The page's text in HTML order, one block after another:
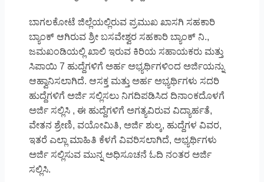
ಬಾಗಲಕೋಟೆ ಜಿಲ್ಲೆಯಲ್ಲಿರುವ ಪ್ರಮುಖ ಖಾಸಗಿ ಸಹಕಾರಿ
ಬ್ಯಾಂಕ್ ಆಗಿರುವ ಶ್ರೀ ಬಸವೇಶ್ವರ ಸಹಕಾರಿ ಬ್ಯಾಂಕ್ ನಿ.,
ಜಮಖಂಡಿಯಲ್ಲಿ ಖಾಲಿ ಇರುವ ಕಿರಿಯ ಸಹಾಯಕರು ಮತ್ತು
ಸಿಪಾಯಿ 7 ಹುದ್ದೆಗಳಿಗೆ ಅರ್ಹ ಅಭ್ಯರ್ಥಿಗಳಿಂದ ಅರ್ಜಿಯನ್ನು
ಆಹ್ವಾನಿಸಲಾಗಿದೆ. ಆಸಕ್ತ ಮತ್ತು ಅರ್ಹ ಅಭ್ಯರ್ಥಿಗಳು ಸದರಿ
ಹುದ್ದೆಗಳಿಗೆ ಅರ್ಜಿ ಸಲ್ಲಿಸಲು ನಿಗದಿಪಡಿಸಿದ ದಿನಾಂಕದೊಳಗೆ
ಅರ್ಜಿ ಸಲ್ಲಿಸಿ , ಈ ಹುದ್ದೆಗಳಿಗೆ ಅಗತ್ಯವಿರುವ ವಿದ್ಯಾರ್ಹತೆ,
ವೇತನ ಶ್ರೇಣಿ, ವಯೋಮಿತಿ, ಅರ್ಜಿ ಶುಲ್ಕ, ಹುದ್ದೆಗಳ ವಿವರ,
ಇತರೆ ಎಲ್ಲಾ ಮಾಹಿತಿ ಕೆಳಗೆ ವಿವರಿಸಲಾಗಿದೆ, ಅಭ್ಯರ್ಥಿಗಳು
ಅರ್ಜಿ ಸಲ್ಲಿಸುವ ಮುನ್ನ ಅಧಿಸೂಚನೆ ಓದಿ ನಂತರ ಅರ್ಜಿ
ಸಲ್ಲಿಸಿ.